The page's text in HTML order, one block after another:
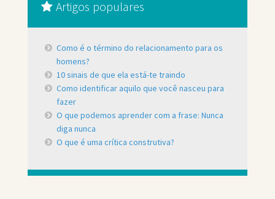
Artigos populares
Como é o término do relacionamento para os
homens?
10 sinais de que ela está-te traindo
Como identificar aquilo que você nasceu para
fazer
O que podemos aprender com a frase: Nunca
diga nunca
O que é uma crítica construtiva?